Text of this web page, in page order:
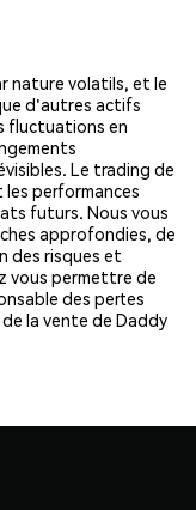
nature volatils, et le
d'autres actifs
fluctuations en
Le trading de
performances
futurs. Nous vous
approfondies, de
des risques et
vous permettre de
des pertes
la vente de Daddy